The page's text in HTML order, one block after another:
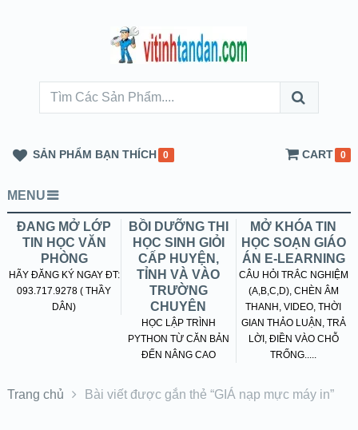
SẢN PHẨM BẠN THÍCH 0 CART 0
MENU
ĐANG MỞ LỚP
TIN HỌC VĂN
PHÒNG
HÃY ĐĂNG KÝ NGAY ĐT:
093.717.9278 ( THẦY
DÂN)
BỒI DƯỠNG THI
HỌC SINH GIỎI
CẤP HUYỆN,
TỈNH VÀ VÀO
TRƯỜNG
CHUYÊN
HỌC LẬP TRÌNH
PYTHON TỪ CĂN BẢN
ĐẾN NÂNG CAO
MỞ KHÓA TIN
HỌC SOẠN GIÁO
ÁN E-LEARNING
CÂU HỎI TRẮC NGHIỆM
(A,B,C,D), CHÈN ÂM
THANH, VIDEO, THỜI
GIAN THẢO LUẬN, TRẢ
LỜI, ĐIỀN VÀO CHỖ
TRỐNG.....
Trang chủ Bài viết được gắn thẻ “GIÁ nạp mực máy in”